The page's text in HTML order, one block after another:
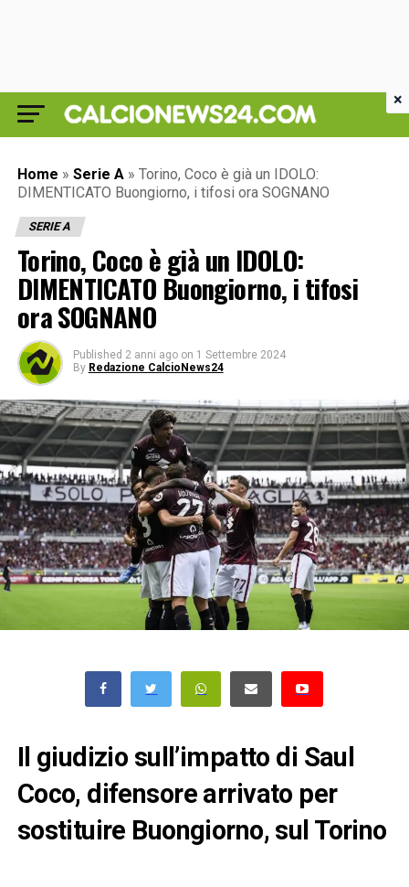
Home » Serie A » Torino, Coco è già un IDOLO:
DIMENTICATO Buongiorno, i tifosi ora SOGNANO
SERIE A
Torino, Coco è già un IDOLO:
DIMENTICATO Buongiorno, i tifosi
ora SOGNANO
Published 2 anni ago on 1 Settembre 2024
By Redazione CalcioNews24
Il giudizio sull’impatto di Saul
Coco, difensore arrivato per
sostituire Buongiorno, sul Torino
×